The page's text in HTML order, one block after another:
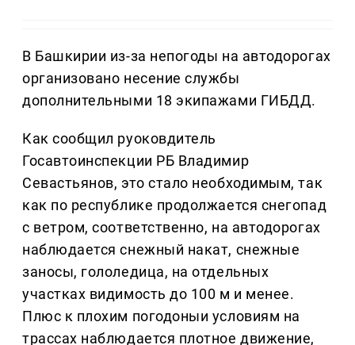
В Башкирии из-за непогоды на автодорогах
организовано несение службы
дополнительными 18 экипажами ГИБДД.
Как сообщил руоковдитель
Госавтоинспекции РБ Владимир
Севастьянов, это стало необходимым, так
как по республике продолжается снегопад
с ветром, соответственно, на автодорогах
наблюдается снежный накат, снежные
заносы, гололедица, на отдельных
участках видимость до 100 м и менее.
Плюс к плохим погодоныи условиям на
трассах наблюдается плотное движение,